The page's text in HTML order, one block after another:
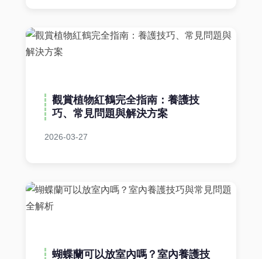
觀賞植物紅鶴完全指南：養護技
巧、常見問題與解決方案
2026-03-27
蝴蝶蘭可以放室內嗎？室內養護技